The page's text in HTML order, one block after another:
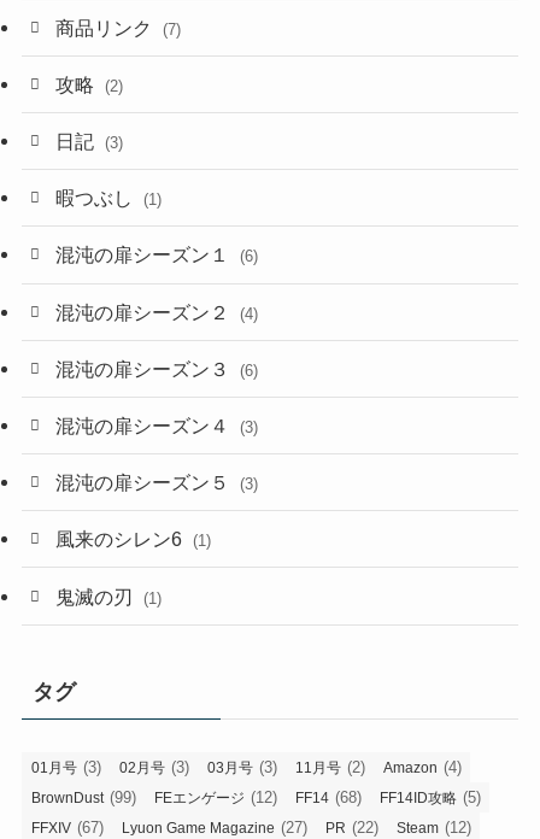
商品リンク (7)
攻略 (2)
日記 (3)
暇つぶし (1)
混沌の扉シーズン１ (6)
混沌の扉シーズン２ (4)
混沌の扉シーズン３ (6)
混沌の扉シーズン４ (3)
混沌の扉シーズン５ (3)
風来のシレン6 (1)
鬼滅の刃 (1)
タグ
01月号 (3) 02月号 (3) 03月号 (3) 11月号 (2) Amazon (4)
BrownDust (99) FEエンゲージ (12) FF14 (68) FF14ID攻略 (5)
FFXIV (67) Lyuon Game Magazine (27) PR (22) Steam (12)